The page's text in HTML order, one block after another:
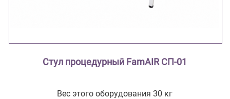
Стул процедурный FamAIR СП-01
Вес этого оборудования 30 кг